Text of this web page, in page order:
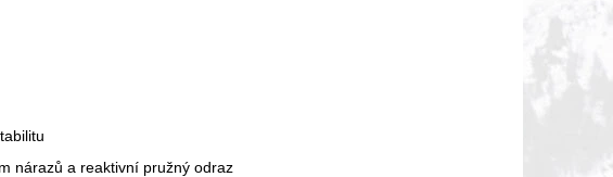
nárazů a reaktivní pružný odraz